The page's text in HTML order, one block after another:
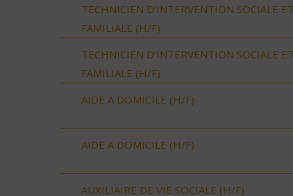
TECHNICIEN D’INTERVENTION SOCIALE ET
FAMILIALE (H/F)
TECHNICIEN D’INTERVENTION SOCIALE ET
FAMILIALE (H/F)
AIDE A DOMICILE (H/F)
AIDE A DOMICILE (H/F)
AUXILIAIRE DE VIE SOCIALE (H/F)